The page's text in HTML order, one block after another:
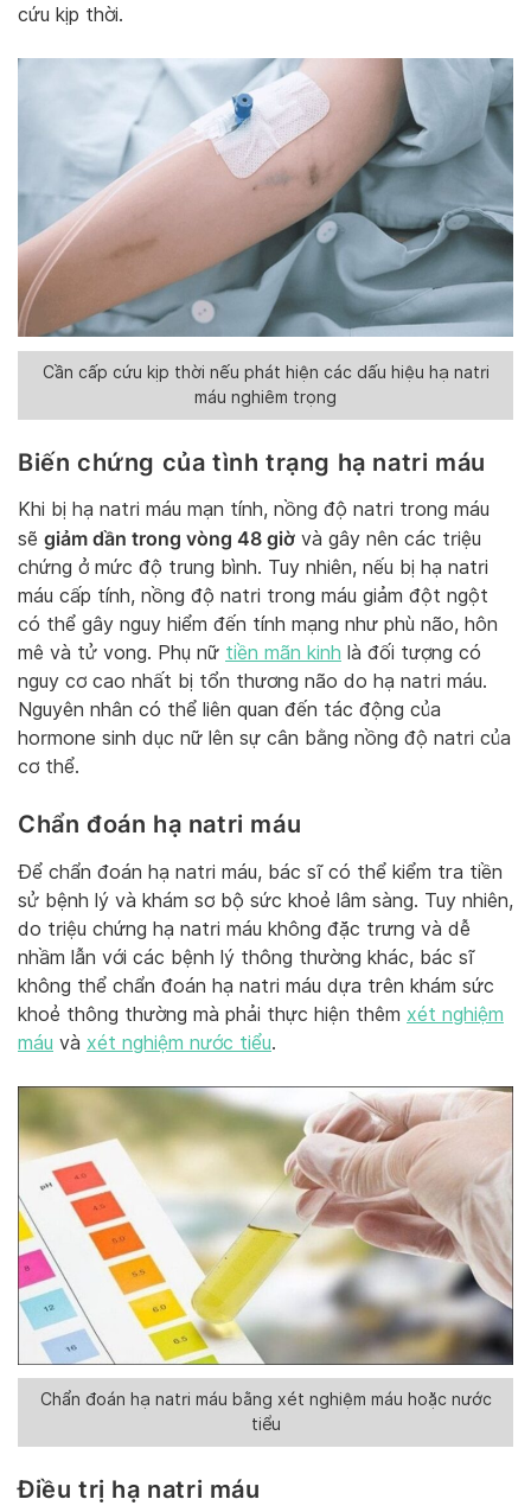
cứu kịp thời.
Cần cấp cứu kịp thời nếu phát hiện các dấu hiệu hạ natri
máu nghiêm trọng
Biến chứng của tình trạng hạ natri máu
Khi bị hạ natri máu mạn tính, nồng độ natri trong máu
sẽ giảm dần trong vòng 48 giờ và gây nên các triệu
chứng ở mức độ trung bình. Tuy nhiên, nếu bị hạ natri
máu cấp tính, nồng độ natri trong máu giảm đột ngột
có thể gây nguy hiểm đến tính mạng như phù não, hôn
mê và tử vong. Phụ nữ tiền mãn kinh là đối tượng có
nguy cơ cao nhất bị tổn thương não do hạ natri máu.
Nguyên nhân có thể liên quan đến tác động của
hormone sinh dục nữ lên sự cân bằng nồng độ natri của
cơ thể.
Chẩn đoán hạ natri máu
Để chẩn đoán hạ natri máu, bác sĩ có thể kiểm tra tiền
sử bệnh lý và khám sơ bộ sức khoẻ lâm sàng. Tuy nhiên,
do triệu chứng hạ natri máu không đặc trưng và dễ
nhầm lẫn với các bệnh lý thông thường khác, bác sĩ
không thể chẩn đoán hạ natri máu dựa trên khám sức
khoẻ thông thường mà phải thực hiện thêm xét nghiệm
máu và xét nghiệm nước tiểu.
Chẩn đoán hạ natri máu bằng xét nghiệm máu hoặc nước
tiểu
Điều trị hạ natri máu